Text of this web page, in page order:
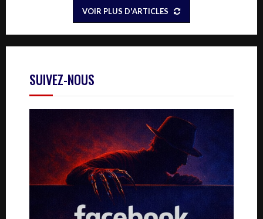
VOIR PLUS D'ARTICLES
SUIVEZ-NOUS